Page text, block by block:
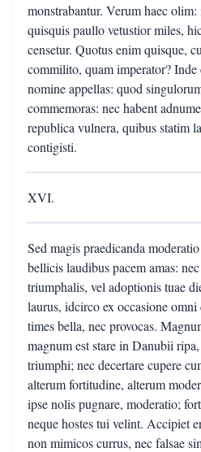
monstrabantur. Verum haec
quisquis paullo vetustior miles,
censetur. Quotus enim quisque,
commilito, quam imperator? Inde
nomine appellas: quod
commemoras: nec habent
republica vulnera, quibus statim
contigisti.
XVI.
Sed magis praedicanda
bellicis laudibus pacem amas:
triumphalis, vel adoptionis tuae
laurus, idcirco ex occasione
times bella, nec provocas.
magnum est stare in Danubii
triumphi; nec decertare cupere
alterum fortitudine, alterum
ipse nolis pugnare, moderatio;
neque hostes tui velint. Accipiet
non mimicos currus, nec falsae